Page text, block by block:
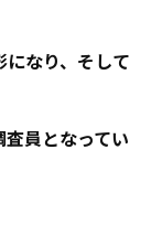
なり、そして
員となってい